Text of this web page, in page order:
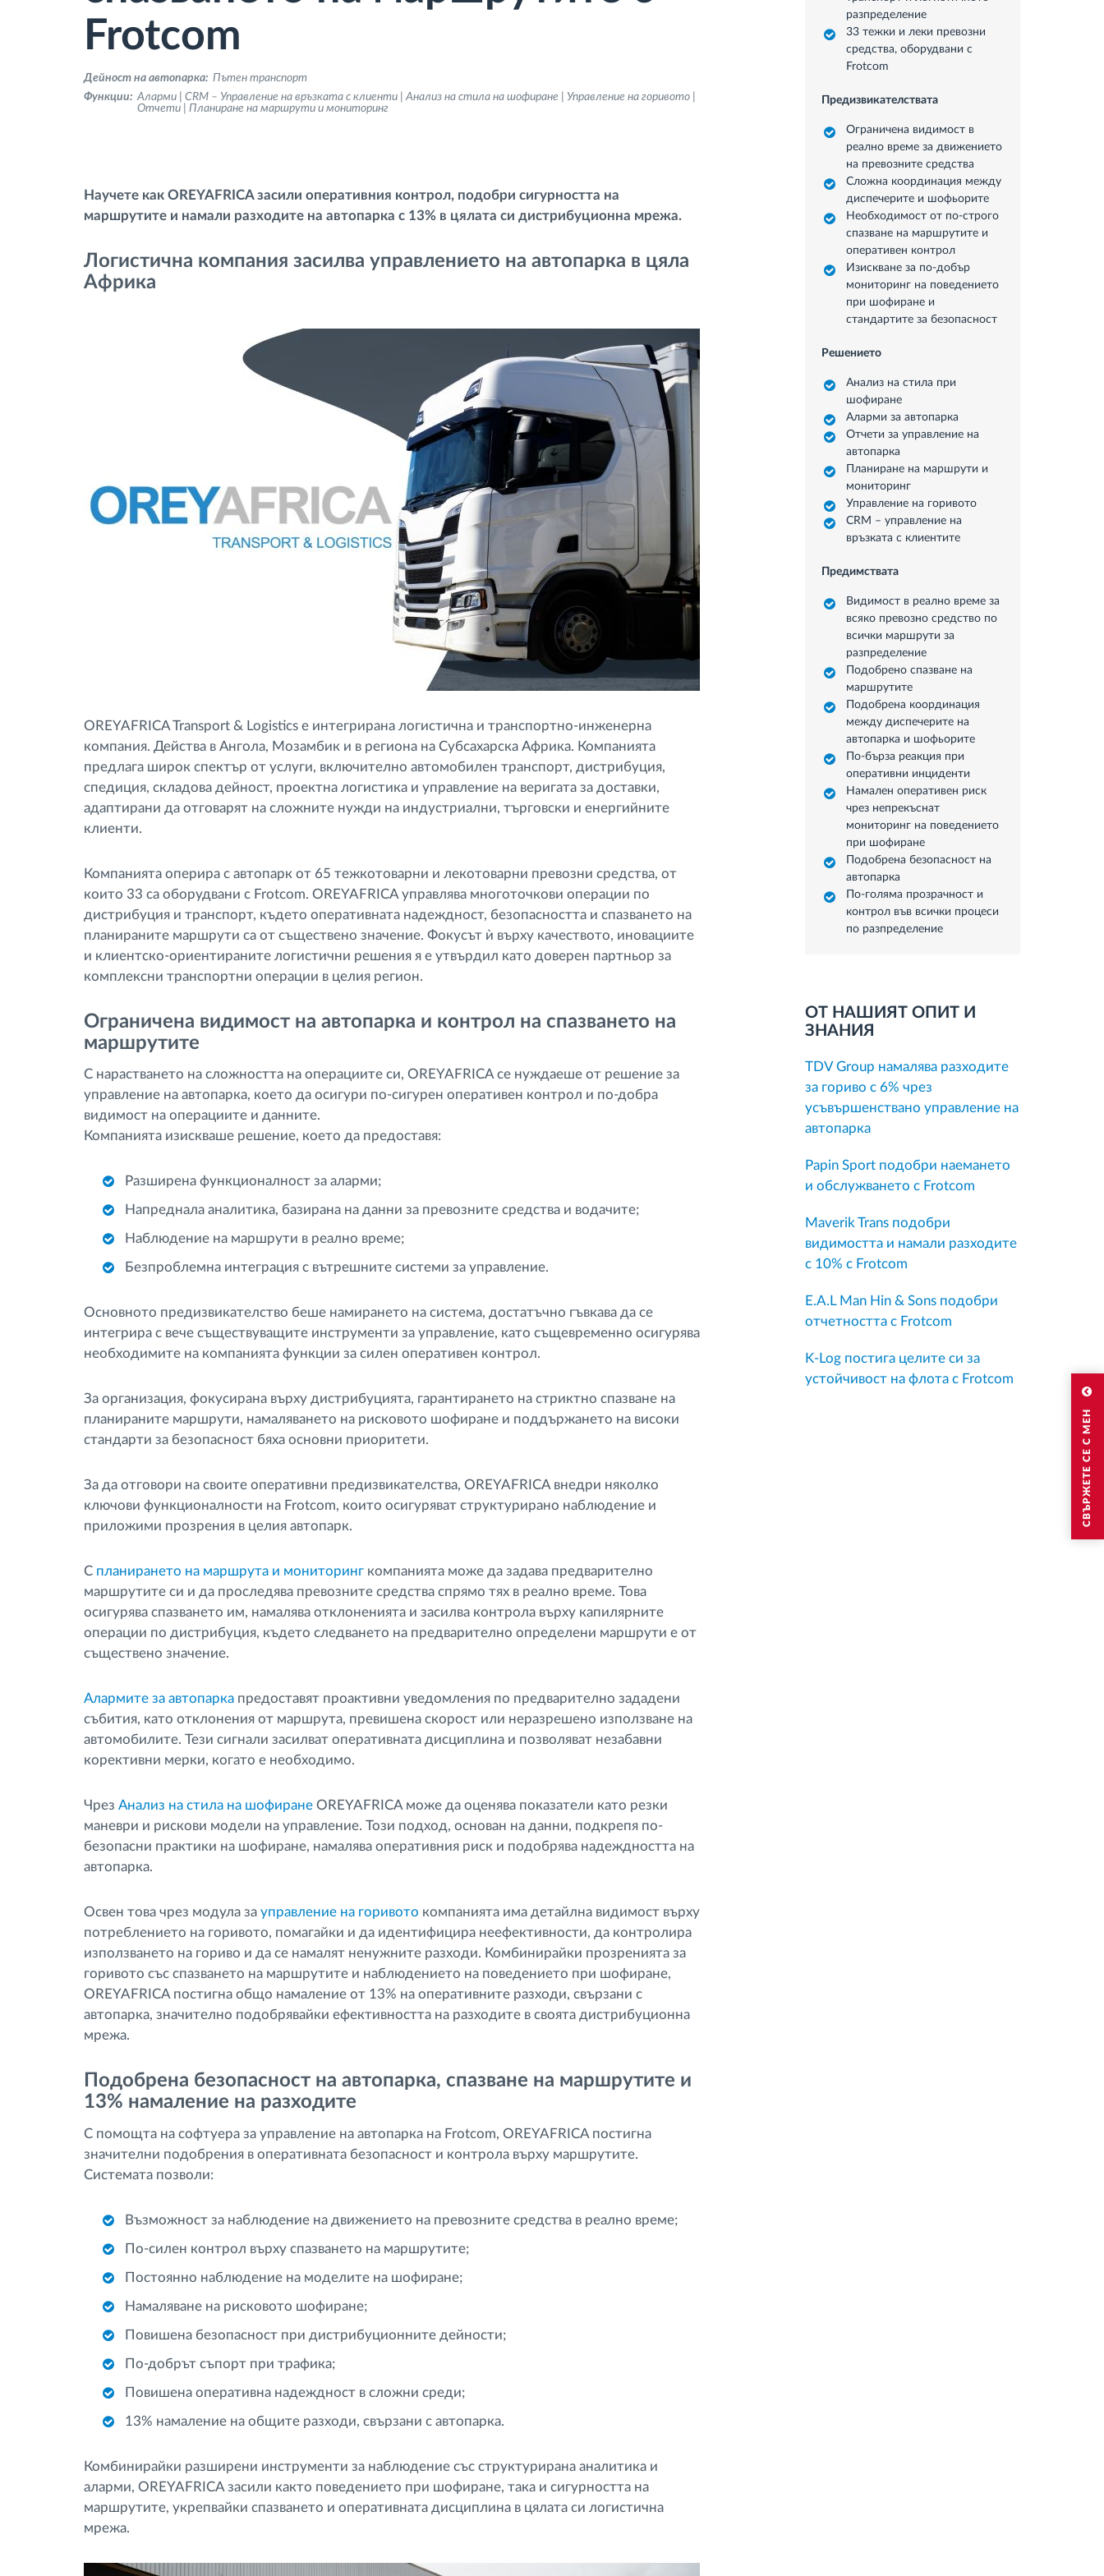
СВЪРЖЕТЕ СЕ С МЕН
тахограф
Управление на горивото
Автоматична идентификация на
Разберете за всички
Frotcom
Дейност на автопарка: Пътен транспорт
Функции: Аларми | CRM – Управление на връзката с клиенти | Анализ на стила на шофиране | Управление на горивото |
Отчети | Планиране на маршрути и мониторинг
Научете как OREYAFRICA засили оперативния контрол, подобри сигурността на
маршрутите и намали разходите на автопарка с 13% в цялата си дистрибуционна мрежа.
Логистична компания засилва управлението на автопарка в цяла
Африка
OREYAFRICA Transport & Logistics е интегрирана логистична и транспортно-инженерна
компания. Действа в Ангола, Мозамбик и в региона на Субсахарска Африка. Компанията
предлага широк спектър от услуги, включително автомобилен транспорт, дистрибуция,
спедиция, складова дейност, проектна логистика и управление на веригата за доставки,
адаптирани да отговарят на сложните нужди на индустриални, търговски и енергийните
клиенти.
Компанията оперира с автопарк от 65 тежкотоварни и лекотоварни превозни средства, от
които 33 са оборудвани с Frotcom. OREYAFRICA управлява многоточкови операции по
дистрибуция и транспорт, където оперативната надеждност, безопасността и спазването на
планираните маршрути са от съществено значение. Фокусът ѝ върху качеството, иновациите
и клиентско-ориентираните логистични решения я е утвърдил като доверен партньор за
комплексни транспортни операции в целия регион.
Ограничена видимост на автопарка и контрол на спазването на
маршрутите
С нарастването на сложността на операциите си, OREYAFRICA се нуждаеше от решение за
управление на автопарка, което да осигури по-сигурен оперативен контрол и по-добра
видимост на операциите и данните.
Компанията изискваше решение, което да предоставя:
Разширена функционалност за аларми;
Напреднала аналитика, базирана на данни за превозните средства и водачите;
Наблюдение на маршрути в реално време;
Безпроблемна интеграция с вътрешните системи за управление.
Основното предизвикателство беше намирането на система, достатъчно гъвкава да се
интегрира с вече съществуващите инструменти за управление, като същевременно осигурява
необходимите на компанията функции за силен оперативен контрол.
За организация, фокусирана върху дистрибуцията, гарантирането на стриктно спазване на
планираните маршрути, намаляването на рисковото шофиране и поддържането на високи
стандарти за безопасност бяха основни приоритети.
За да отговори на своите оперативни предизвикателства, OREYAFRICA внедри няколко
ключови функционалности на Frotcom, които осигуряват структурирано наблюдение и
приложими прозрения в целия автопарк.
С планирането на маршрута и мониторинг компанията може да задава предварително
маршрутите си и да проследява превозните средства спрямо тях в реално време. Това
осигурява спазването им, намалява отклоненията и засилва контрола върху капилярните
операции по дистрибуция, където следването на предварително определени маршрути е от
съществено значение.
Алармите за автопарка предоставят проактивни уведомления по предварително зададени
събития, като отклонения от маршрута, превишена скорост или неразрешено използване на
автомобилите. Тези сигнали засилват оперативната дисциплина и позволяват незабавни
корективни мерки, когато е необходимо.
Чрез Анализ на стила на шофиране OREYAFRICA може да оценява показатели като резки
маневри и рискови модели на управление. Този подход, основан на данни, подкрепя по-
безопасни практики на шофиране, намалява оперативния риск и подобрява надеждността на
автопарка.
Освен това чрез модула за управление на горивото компанията има детайлна видимост върху
потреблението на горивото, помагайки и да идентифицира неефективности, да контролира
използването на гориво и да се намалят ненужните разходи. Комбинирайки прозренията за
горивото със спазването на маршрутите и наблюдението на поведението при шофиране,
OREYAFRICA постигна общо намаление от 13% на оперативните разходи, свързани с
автопарка, значително подобрявайки ефективността на разходите в своята дистрибуционна
мрежа.
Подобрена безопасност на автопарка, спазване на маршрутите и
13% намаление на разходите
С помощта на софтуера за управление на автопарка на Frotcom, OREYAFRICA постигна
значителни подобрения в оперативната безопасност и контрола върху маршрутите.
Системата позволи:
Възможност за наблюдение на движението на превозните средства в реално време;
По-силен контрол върху спазването на маршрутите;
Постоянно наблюдение на моделите на шофиране;
Намаляване на рисковото шофиране;
Повишена безопасност при дистрибуционните дейности;
По-добрът съпорт при трафика;
Повишена оперативна надеждност в сложни среди;
13% намаление на общите разходи, свързани с автопарка.
Комбинирайки разширени инструменти за наблюдение със структурирана аналитика и
аларми, OREYAFRICA засили както поведението при шофиране, така и сигурността на
маршрутите, укрепвайки спазването и оперативната дисциплина в цялата си логистична
мрежа.
разпределение
33 тежки и леки превозни
средства, оборудвани с
Frotcom
Предизвикателствата
Ограничена видимост в
реално време за движението
на превозните средства
Сложна координация между
диспечерите и шофьорите
Необходимост от по-строго
спазване на маршрутите и
оперативен контрол
Изискване за по-добър
мониторинг на поведението
при шофиране и
стандартите за безопасност
Решението
Анализ на стила при
шофиране
Аларми за автопарка
Отчети за управление на
автопарка
Планиране на маршрути и
мониторинг
Управление на горивото
CRM – управление на
връзката с клиентите
Предимствата
Видимост в реално време за
всяко превозно средство по
всички маршрути за
разпределение
Подобрено спазване на
маршрутите
Подобрена координация
между диспечерите на
автопарка и шофьорите
По-бърза реакция при
оперативни инциденти
Намален оперативен риск
чрез непрекъснат
мониторинг на поведението
при шофиране
Подобрена безопасност на
автопарка
По-голяма прозрачност и
контрол във всички процеси
по разпределение
ОТ НАШИЯТ ОПИТ И
ЗНАНИЯ
TDV Group намалява разходите
за гориво с 6% чрез
усъвършенствано управление на
автопарка
Papin Sport подобри наемането
и обслужването с Frotcom
Maverik Trans подобри
видимостта и намали разходите
с 10% с Frotcom
E.A.L Man Hin & Sons подобри
отчетността с Frotcom
K-Log постига целите си за
устойчивост на флота с Frotcom